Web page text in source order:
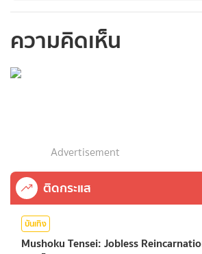
ความคิดเห็น
Advertisement
ติดกระแส
บันเทิง
Mushoku Tensei: Jobless